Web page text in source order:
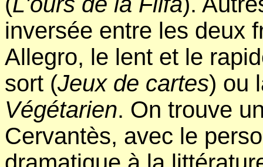
inversée entre les deux
Allegro, le lent et le
sort (Jeux de cartes) ou
Végétarien. On trouve
Cervantès, avec le